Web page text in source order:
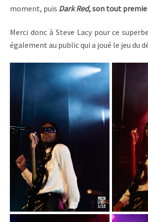
moment, puis Dark Red, son tout
Merci donc à Steve Lacy pour ce
également au public qui a joué le jeu du